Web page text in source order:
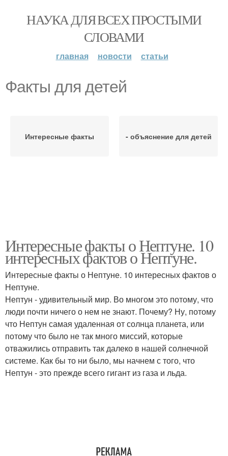
НАУКА ДЛЯ ВСЕХ ПРОСТЫМИ
СЛОВАМИ
главная новости статьи
Факты для детей
Интересные факты - объяснение для детей
Интересные факты о Нептуне. 10
интересных фактов о Нептуне.
Интересные факты о Нептуне. 10 интересных фактов о
Нептуне.
Нептун - удивительный мир. Во многом это потому, что
люди почти ничего о нем не знают. Почему? Ну, потому
что Нептун самая удаленная от солнца планета, или
потому что было не так много миссий, которые
отважились отправить так далеко в нашей солнечной
системе. Как бы то ни было, мы начнем с того, что
Нептун - это прежде всего гигант из газа и льда.